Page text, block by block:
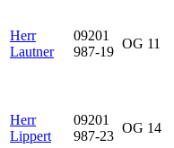
Herr
Lautner
09201
987-19
OG 11
Herr
Lippert
09201
987-23
OG 14